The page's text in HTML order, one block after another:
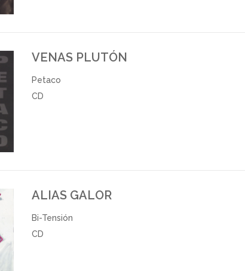
VENAS PLUTÓN
Petaco
CD
ALIAS GALOR
Bi-Tensión
CD